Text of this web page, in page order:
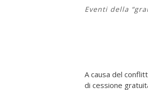
Eventi della
A causa del
di cessione